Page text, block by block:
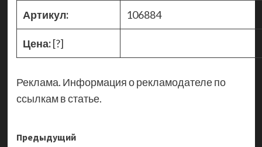
Артикул: 106884
Цена:[?]
Реклама. Информация о рекламодателе по
ссылкам в статье.
Навигация
Предыдущий